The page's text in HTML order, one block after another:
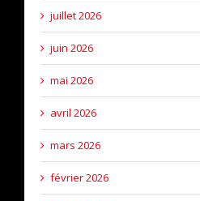
juillet 2026
juin 2026
mai 2026
avril 2026
mars 2026
février 2026